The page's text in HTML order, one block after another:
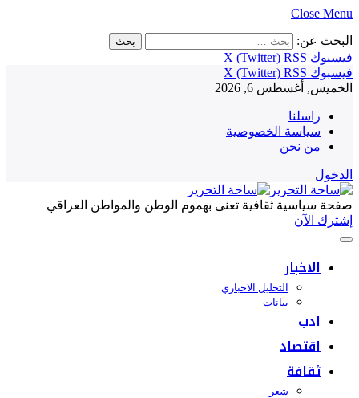
Close Menu
البحث عن:
فيسبوك
X (Twitter) RSS
فيسبوك
X (Twitter) RSS
الخميس, أغسطس 6, 2026
راسلنا
سياسة الخصوصية
من نحن
الدخول
صفحة سياسية ثقافية تعنى بهموم الوطن والمواطن العراقي
إشترك الآن
الاخبار
التحليل الاخباري
بيانات
ادب
اقتصاد
ثقافة
شعر